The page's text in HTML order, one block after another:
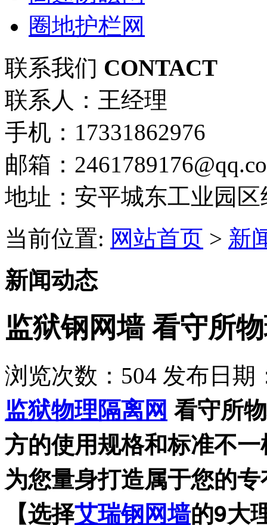
圈地护栏网
联系我们 CONTACT
联系人：王经理
手机：17331862976
邮箱：
地址：安平城东工业园区
当前位置: 网站首页 > 新
新闻动态
监狱钢网墙 看守所
浏览次数： 504 发布日期
监狱物理隔离网 看守所
方的使用规格和标准不
为您量身打造属于您的
【选择艾瑞钢网墙的9大